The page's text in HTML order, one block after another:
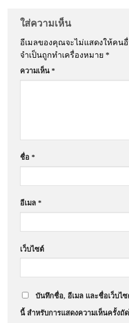
ใส่ความเห็น
อีเมลของคุณจะไม่แสดงให้คน
จำเป็นถูกทำเครื่องหมาย *
ความเห็น *
ชื่อ *
อีเมล *
เว็บไซต์
บันทึกชื่อ, อีเมล และชื่อเว็บไ
นี้ สำหรับการแสดงความเห็นครั้งถัด